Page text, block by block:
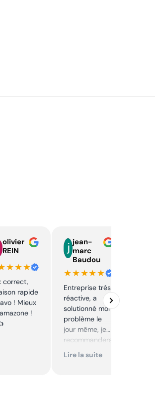
olivier
REIN
correct,
rapide
! Mieux
!
jean-
marc
Baudou
★★★★★
Entreprise trés
réactive, a
solutionné mon
problème le
jour même, je
recommandera
i. Articles bien
Lire la suite